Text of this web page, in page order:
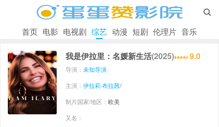

首页 电影 电视剧 综艺 动漫 短剧 伦理片 音乐
我是伊拉里：名媛新生活(2025) 9.0
导演： 未知导演
主演： 伊拉莉·布拉茜/
制片国家/地区： 欧美
又名：